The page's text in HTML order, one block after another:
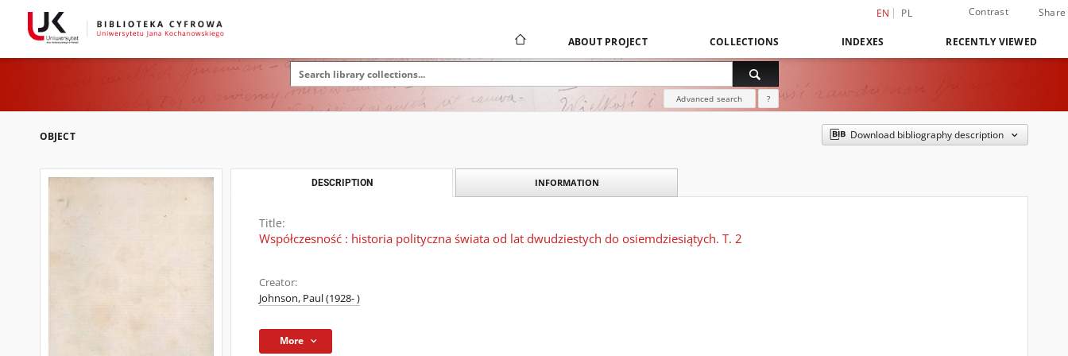
EN PL Contrast Share
ABOUT PROJECT COLLECTIONS INDEXES RECENTLY VIEWED
Advanced search ?
OBJECT Download bibliography description
DESCRIPTION INFORMATION
Title:
Współczesność : historia polityczna świata od lat dwudziestych do osiemdziesiątych. T. 2
Creator:
Johnson, Paul (1928- )
More